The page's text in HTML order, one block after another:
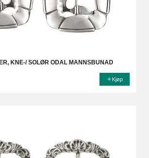
KNE-/ SOLØR ODAL MANNSBUNAD
Kjøp